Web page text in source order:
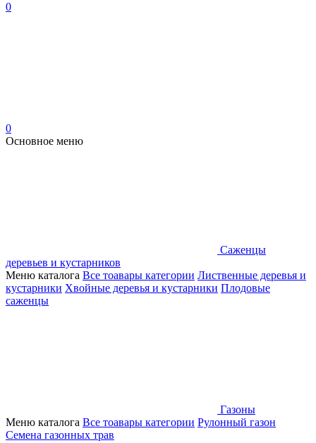
0
0
Основное меню
Саженцы
деревьев и кустарников
Меню каталога Все тоавары категории Лиственные деревья и
кустарники Хвойные деревья и кустарники Плодовые
саженцы
Газоны
Меню каталога Все тоавары категории Рулонный газон
Семена газонных трав